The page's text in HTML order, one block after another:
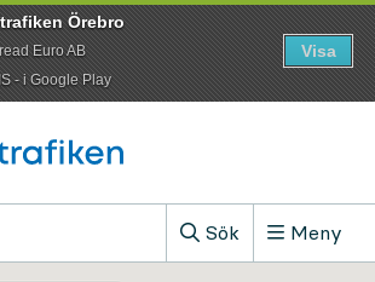
Sök
, Visa sökfältet
Meny
Örebro
Euro AB
- i Google Play
Visa